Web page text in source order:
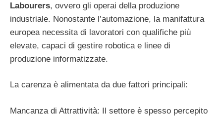
Labourers, ovvero gli operai della produzione
industriale. Nonostante l’automazione, la manifattura
europea necessita di lavoratori con qualifiche più
elevate, capaci di gestire robotica e linee di
produzione informatizzate.
La carenza è alimentata da due fattori principali:
Mancanza di Attrattività: Il settore è spesso percepito